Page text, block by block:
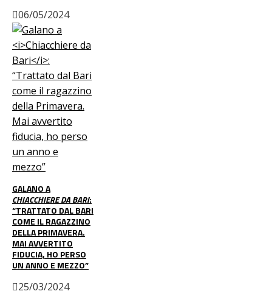
06/05/2024
GALANO A
CHIACCHIERE DA BARI:
“TRATTATO DAL BARI
COME IL RAGAZZINO
DELLA PRIMAVERA.
MAI AVVERTITO
FIDUCIA, HO PERSO
UN ANNO E MEZZO”
25/03/2024